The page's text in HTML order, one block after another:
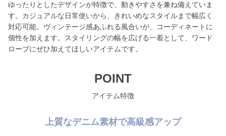
ゆったりとしたデザインが特徴で、動きやすさを兼ね備えていま
す。カジュアルな日常使いから、きれいめなスタイルまで幅広く
対応可能。ヴィンテージ感あふれる風合いが、コーディネートに
個性を加えます。スタイリングの幅を広げる一着として、ワード
ローブにぜひ加えてほしいアイテムです。
POINT
アイテム特徴
上質なデニム素材で高級感アップ